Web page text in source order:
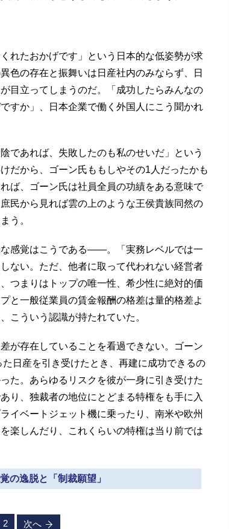
れたおかげです」という日本的な低姿勢が求
色の存在と振舞いは日産社内のみならず、日
目立ってしまうのだ。「成功したらみんなの
すか」、日本企業で働く外国人にこう聞かれ
であれば、失敗したのも私のせいだ」という
だから、ゴーン氏ももしやその1人だったかも
ば、ゴーン氏は社員全員の功績をある意味で
民から見れば雲の上のような王侯貴族同然の
う。
感覚はこうである――。「実務レベルでは一
ない。ただ、他者に取って代われない経営者
つまりはトップの唯一性、希少性に絶対的価
と一般従業員の賃金報酬の格差は量的格差よ
こういう認識が持たれていた。
が存在していることを看過できない。ゴーン
日産を引き受けたとき、再建に成功できるの
た。あらゆるリスクを彼が一身に引き受けた
り、独裁者の地位にとどまる特権をも手に入
イベートジェット機に乗ったり、南米や欧州
楽しんだり、これくらいの特権は当り前では
の逸脱と「制裁願望」
2 次へ